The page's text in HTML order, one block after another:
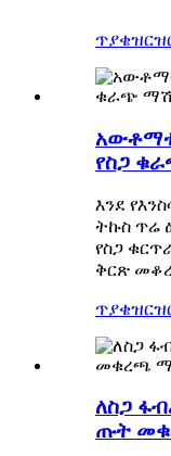
ጥያቄ
የስጋ
እንደ
ትኩስ ጥሬ
የስጋ
ቅርጽ
ጥያቄ
ለስጋ
ጡት